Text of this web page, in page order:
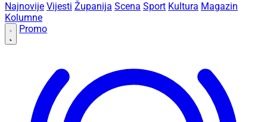
Najnovije Vijesti Županija Scena Sport Kultura Magazin
Kolumne
Promo